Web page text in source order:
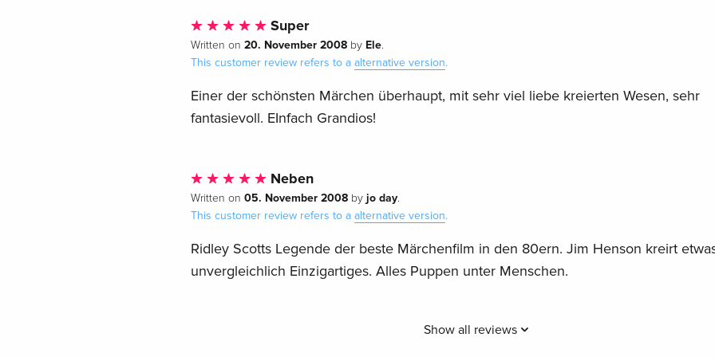
Super
Written on 20. November 2008by Ele.
This customer review refers to a alternative version.
Einer der schönsten Märchen überhaupt, mit sehr viel liebe kreierten Wesen, sehr
fantasievoll. EInfach Grandios!
Neben
Written on 05. November 2008by jo day.
This customer review refers to a alternative version.
Ridley Scotts Legende der beste Märchenfilm in den 80ern. Jim Henson kreirt
unvergleichlich Einzigartiges. Alles Puppen unter Menschen.
Show all reviews